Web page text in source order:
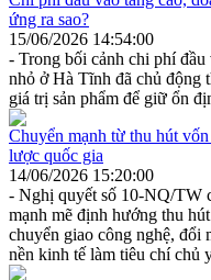
ứng ra sao?
15/06/2026 14:54:00
- Trong bối cảnh chi phí đầu
nhỏ ở Hà Tĩnh đã chủ động
giá trị sản phẩm để giữ ổn
Chuyển mạnh từ thu hút
lược quốc gia
14/06/2026 15:20:00
- Nghị quyết số 10-NQ/TW
mạnh mẽ định hướng thu
chuyển giao công nghệ, đổi
nền kinh tế làm tiêu chí chủ